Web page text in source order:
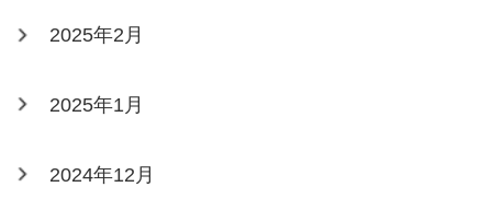
2025年2月
2025年1月
2024年12月